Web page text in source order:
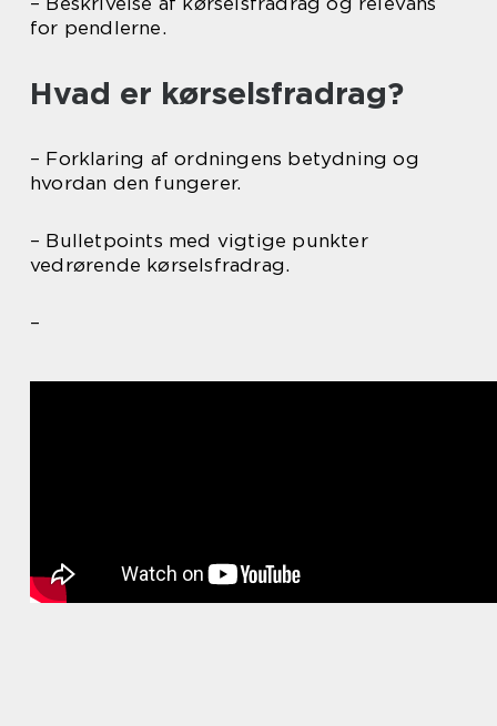
for pendlerne.
Hvad er kørselsfradrag?
– Forklaring af ordningens betydning og
hvordan den fungerer.
– Bulletpoints med vigtige punkter
vedrørende kørselsfradrag.
–